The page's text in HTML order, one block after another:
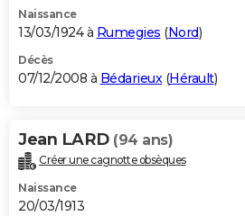
Naissance
13/03/1924 à Rumegies (Nord)
Décès
07/12/2008 à Bédarieux(Hérault)
Jean LARD (94 ans)
Créer une cagnotte obsèques
Naissance
20/03/1913